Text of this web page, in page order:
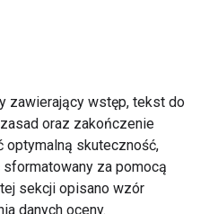
zawierający wstęp, tekst do
oraz zakończenie
optymalną skuteczność,
za pomocą
sekcji opisano wzór
danych oceny.